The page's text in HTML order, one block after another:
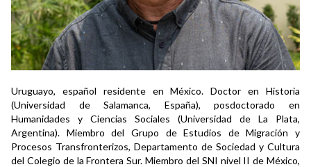
Uruguayo, español residente en México. Doctor en Historia
(Universidad de Salamanca, España), posdoctorado en
Humanidades y Ciencias Sociales (Universidad de La Plata,
Argentina). Miembro del Grupo de Estudios de Migración y
Procesos Transfronterizos, Departamento de Sociedad y Cultura
del Colegio de la Frontera Sur. Miembro del SNI nivel II de México,